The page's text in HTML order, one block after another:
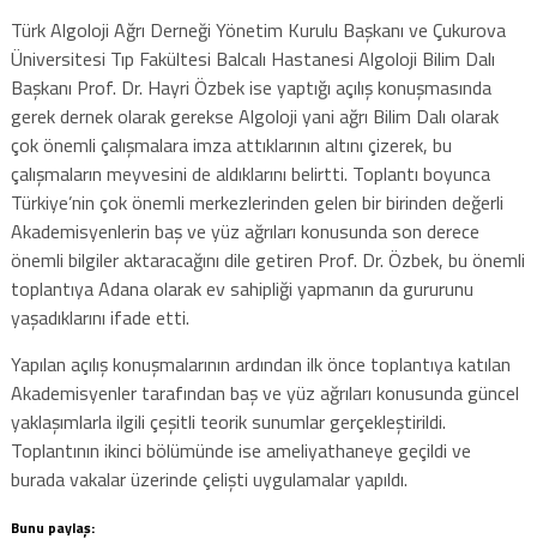
Türk Algoloji Ağrı Derneği Yönetim Kurulu Başkanı ve Çukurova
Üniversitesi Tıp Fakültesi Balcalı Hastanesi Algoloji Bilim Dalı
Başkanı Prof. Dr. Hayri Özbek ise yaptığı açılış konuşmasında
gerek dernek olarak gerekse Algoloji yani ağrı Bilim Dalı olarak
çok önemli çalışmalara imza attıklarının altını çizerek, bu
çalışmaların meyvesini de aldıklarını belirtti. Toplantı boyunca
Türkiye’nin çok önemli merkezlerinden gelen bir birinden değerli
Akademisyenlerin baş ve yüz ağrıları konusunda son derece
önemli bilgiler aktaracağını dile getiren Prof. Dr. Özbek, bu önemli
toplantıya Adana olarak ev sahipliği yapmanın da gururunu
yaşadıklarını ifade etti.
Yapılan açılış konuşmalarının ardından ilk önce toplantıya katılan
Akademisyenler tarafından baş ve yüz ağrıları konusunda güncel
yaklaşımlarla ilgili çeşitli teorik sunumlar gerçekleştirildi.
Toplantının ikinci bölümünde ise ameliyathaneye geçildi ve
burada vakalar üzerinde çelişti uygulamalar yapıldı.
Bunu paylaş: